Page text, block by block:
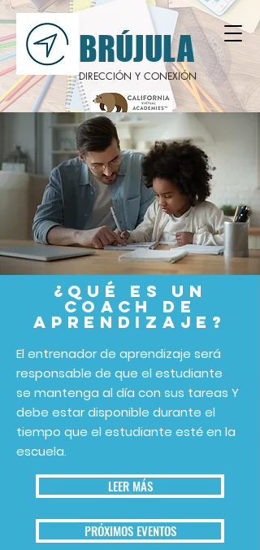
BRÚJULA
DIRECCIÓN Y CONEXIÓN
¿QUÉ ES UN
COACH DE
APRENDIZAJE?
El entrenador de aprendizaje será
responsable de que el estudiante
se mantenga al día con sus tareas Y
debe estar disponible durante el
tiempo que el estudiante esté en la
escuela.
LEER MÁS
PRÓXIMOS EVENTOS